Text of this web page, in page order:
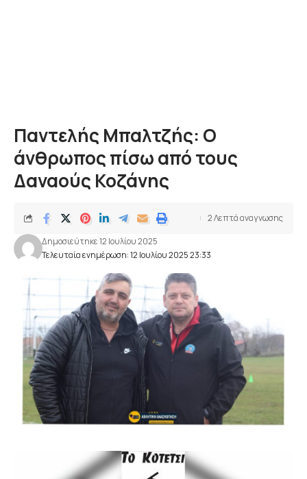
Παντελής Μπαλτζής: Ο
άνθρωπος πίσω από τους
Δαναούς Κοζάνης
Τελευταία ενημέρωση: 12 Ιουλίου 2025 23:33
Δημοσιεύτηκε 12 Ιουλίου 2025
2 Λεπτά αναγνωσης